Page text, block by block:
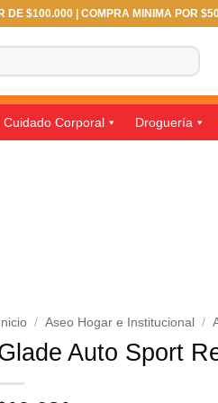
DE $100.000 | COMPRA MINIMA POR
Cuidado Corporal Droguería
Inicio / Aseo Hogar e Institucional /
Auto Sport